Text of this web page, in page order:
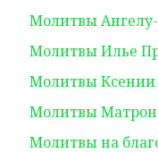
Молитвы
Молитвы Илье
Молитвы
Молитвы
Молитвы на